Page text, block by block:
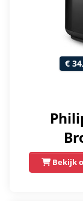
€
Bekijk